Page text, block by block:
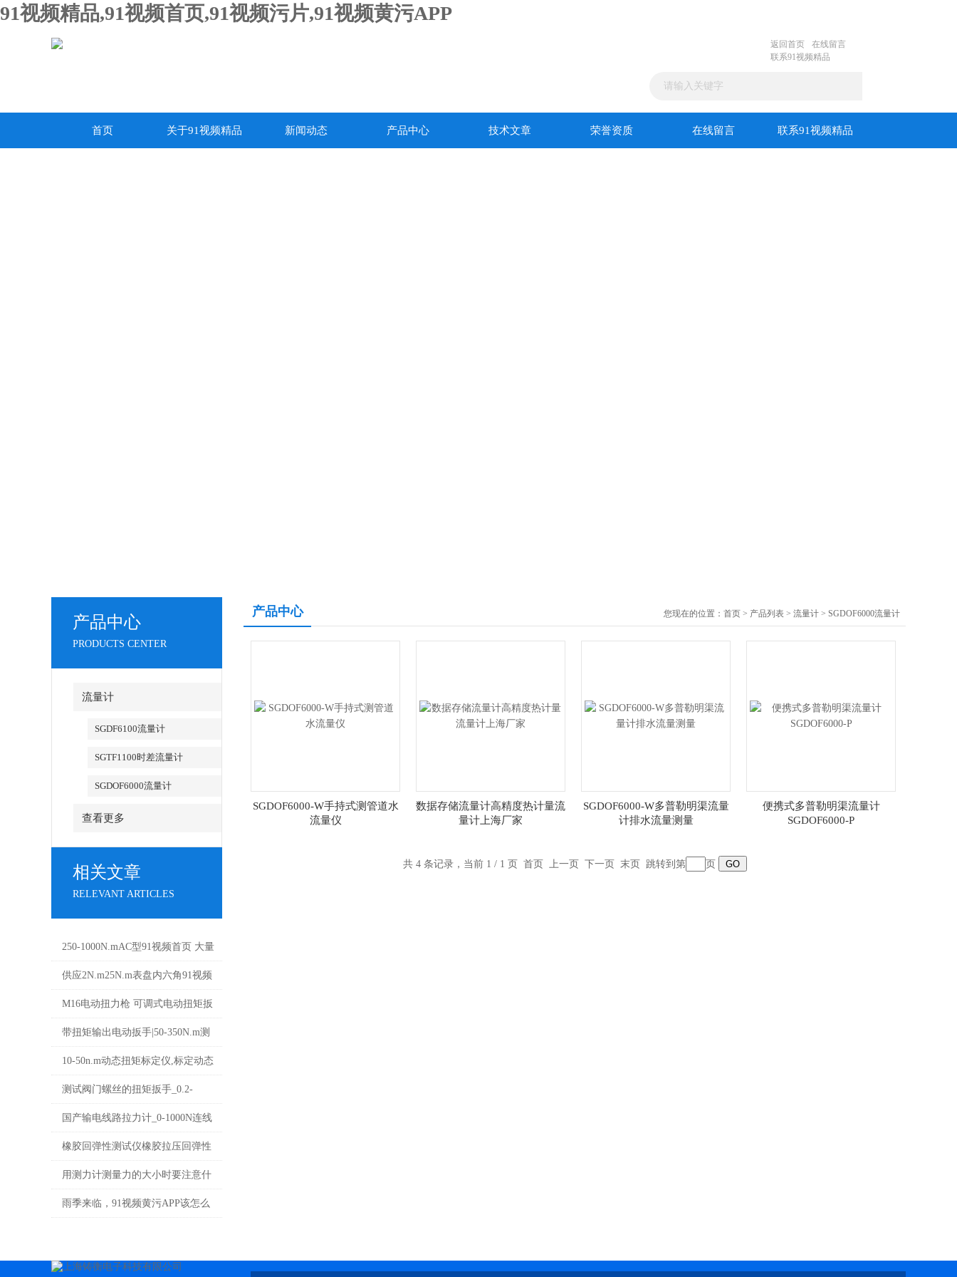
91视频精品,91视频首页,91视频污片,91视频黄污APP
返回首页
在线留言
联系91视频精品
首页 关于91视频精品 新闻动态 产品中心 技术文章 荣誉资质 在线留言 联系91视频精品
产品中心
PRODUCTS CENTER
流量计
SGDF6100流量计
SGTF1100时差流量计
SGDOF6000流量计
查看更多
相关文章
RELEVANT ARTICLES
250-1000N.mAC型91视频首页 大量
程AC预置式91视频首页厂家
供应2N.m25N.m表盘内六角91视频
首页
M16电动扭力枪 可调式电动扭矩扳
手 工业安装电动力矩扳手价格
带扭矩输出电动扳手|50-350N.m测
试带扭输出的电动91视频首页
10-50n.m动态扭矩标定仪,标定动态
电机扭矩仪现货供应
测试阀门螺丝的扭矩扳手_0.2-
220N.m螺丝91视频首页价格
国产输电线路拉力计_0-1000N连线
式S型数显拉力测试仪价格
橡胶回弹性测试仪橡胶拉压回弹性
测试仪数显橡胶回弹性测试仪
用测力计测量力的大小时要注意什
么
雨季来临，91视频黄污APP该怎么
产品中心 您现在的位置： 首页 > 产品列表 > 流量计 > SGDOF6000流量计
SGDOF6000-W手持式测管道水
流量仪
数据存储流量计高精度热计量流
量计上海厂家
SGDOF6000-W多普勒明渠流量
计排水流量测量
便携式多普勒明渠流量计
SGDOF6000-P
共 4 条记录，当前 1 / 1 页 首页 上一页 下一页 末页 跳转到第 页